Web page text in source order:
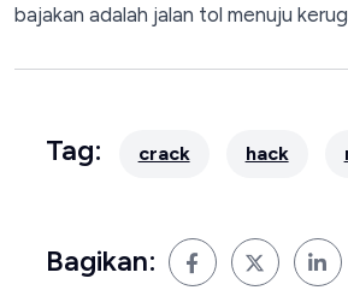
bajakan adalah jalan tol menuju
Tag: crack hack
Bagikan: